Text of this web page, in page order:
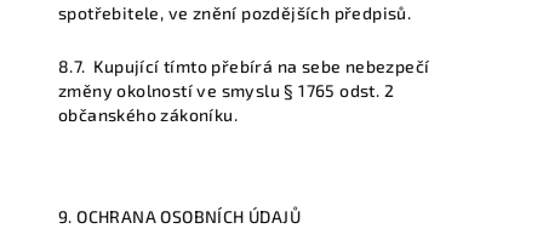
spotřebitele, ve znění pozdějších předpisů.
8.7. Kupující tímto přebírá na sebe nebezpečí
změny okolností ve smyslu § 1765 odst. 2
občanského zákoníku.
9. OCHRANA OSOBNÍCH ÚDAJŮ